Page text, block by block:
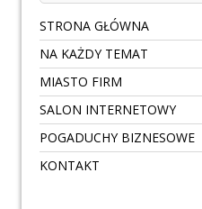
STRONA GŁÓWNA
NA KAŻDY TEMAT
MIASTO FIRM
SALON INTERNETOWY
POGADUCHY BIZNESOWE
KONTAKT